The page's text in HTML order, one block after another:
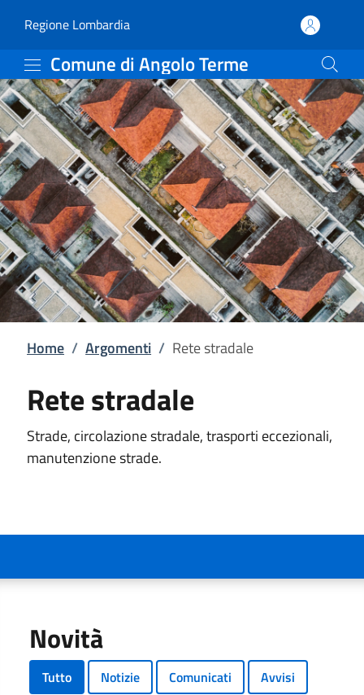
Rete stradale |
Regione Lombardia(apre in un'altra scheda).
Comune di Angolo Terme
Home / Argomenti / Rete stradale
Rete stradale
Strade, circolazione stradale, trasporti eccezionali,
manutenzione strade.
Novità
Tutto Notizie Comunicati Avvisi